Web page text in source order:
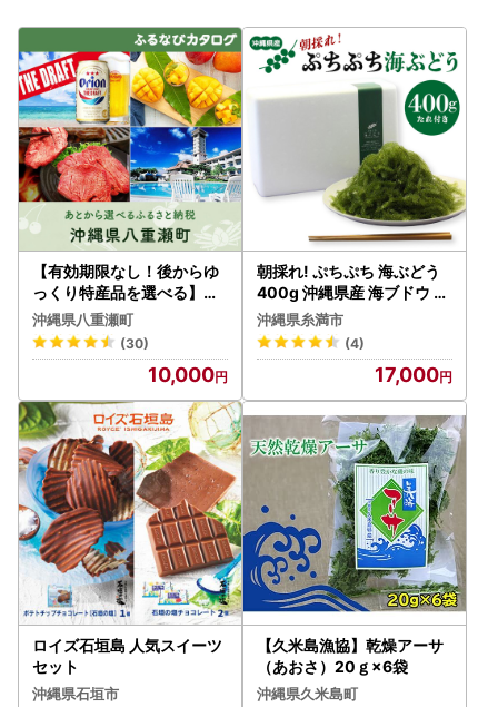
【有効期限なし！後からゆ
っくり特産品を選べる】沖
縄県八重瀬町カタログポイ
ント
沖縄県八重瀬町
(30)
10,000
朝採れ! ぷちぷち 海ぶどう
400g 沖縄県産 海ブドウ た
れ付き 無着色 沖縄 特産品
沖縄グルメ 海の宝石 海藻
海ぶどう丼 サラダ おつまみ
おかず 沖縄料理 常温保存
贈答用 ギフト 産地直送 沖
縄県 糸満市
沖縄県糸満市
(4)
17,000
ロイズ石垣島 人気スイーツ
セット
沖縄県石垣市
【久米島漁協】乾燥アーサ
（あおさ）20ｇ×6袋
沖縄県久米島町